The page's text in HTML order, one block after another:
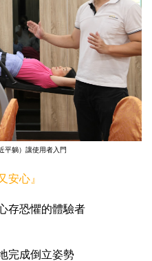
平躺）讓使用者入門
安心』
存恐懼的體驗者
完成倒立姿勢